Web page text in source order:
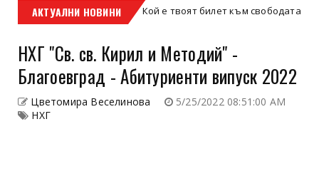
АКТУАЛНИ НОВИНИ
кросов мотор Кой е твоят билет към свободата –
НХГ "Св. св. Кирил и Методий" -
Благоевград - Абитуриенти випуск 2022
Цветомира Веселинова
5/25/2022 08:51:00 AM
НХГ